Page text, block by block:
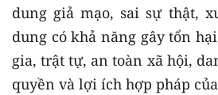
dung giả mạo, sai sự thật,
dung có khả năng gây tổn
gia, trật tự, an toàn xã hội,
quyền và lợi ích hợp pháp